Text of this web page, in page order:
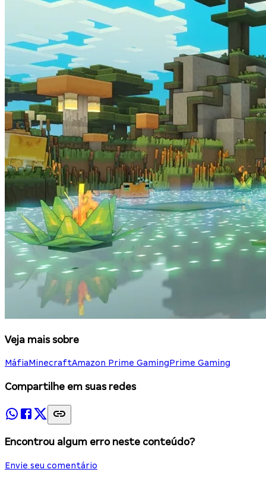
Veja mais sobre
MáfiaMinecraftAmazon Prime GamingPrime Gaming
Compartilhe em suas redes
Encontrou algum erro neste conteúdo?
Envie seu comentário